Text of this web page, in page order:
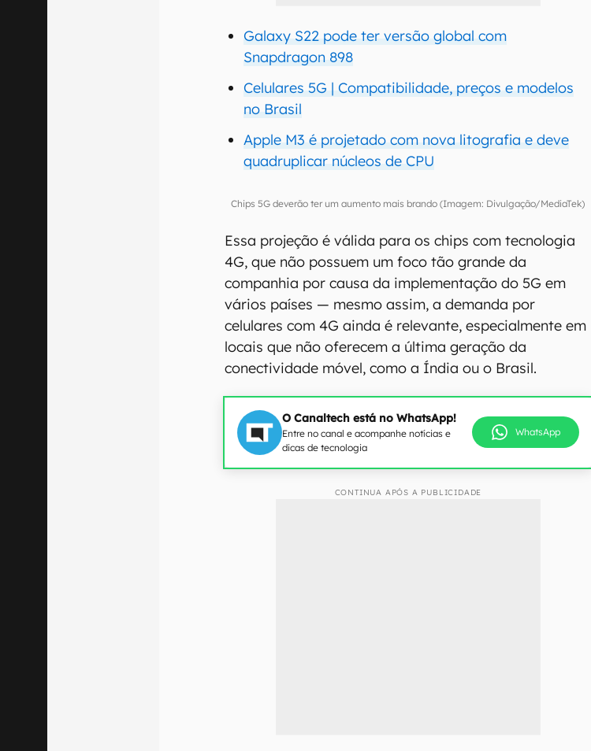
Galaxy S22 pode ter versão global com
Snapdragon 898
Celulares 5G | Compatibilidade, preços e modelos
no Brasil
Apple M3 é projetado com nova litografia e deve
quadruplicar núcleos de CPU
Chips 5G deverão ter um aumento mais brando (Imagem: Divulgação/MediaTek)
Essa projeção é válida para os chips com tecnologia
4G, que não possuem um foco tão grande da
companhia por causa da implementação do 5G em
vários países — mesmo assim, a demanda por
celulares com 4G ainda é relevante, especialmente em
locais que não oferecem a última geração da
conectividade móvel, como a Índia ou o Brasil.
O Canaltech está no WhatsApp!
Entre no canal e acompanhe notícias e
dicas de tecnologia
WhatsApp
CONTINUA APÓS A PUBLICIDADE